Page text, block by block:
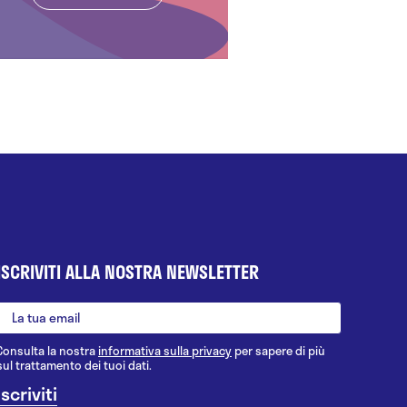
ALLA NOSTRA NEWSLETTER
la nostrainformativa sulla privacy per sapere di più
trattamento dei tuoi dati.